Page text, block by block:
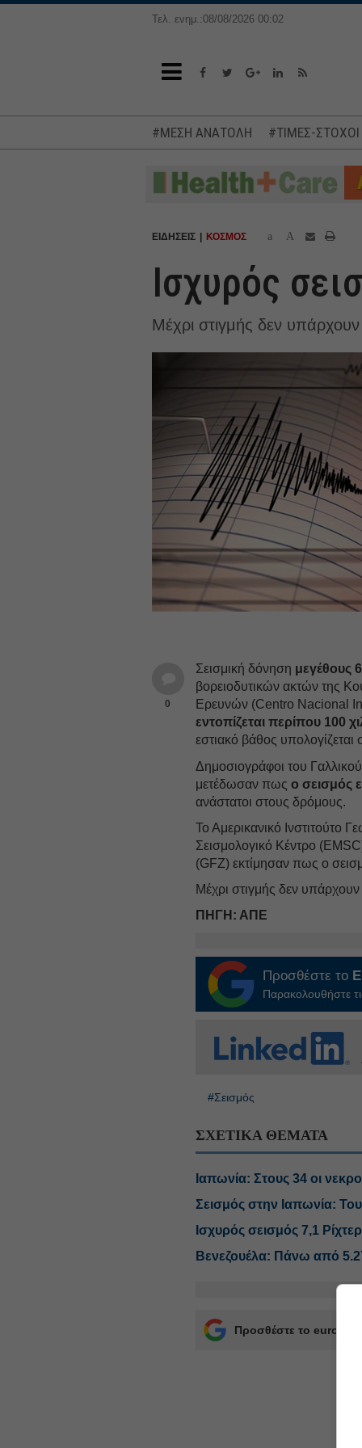
Τελ. ενημ.:08/08/2026 00:02
#ΜΕΣΗ ΑΝΑΤΟΛΗ #ΤΙΜΕΣ-
ΕΙΔΗΣΕΙΣ ΚΟΣΜΟΣ a A
Ισχυρός
Μέχρι στιγμής δεν υπάρχουν
0
Σεισμική δόνηση μεγέθους
βορειοδυτικών ακτών της
Ερευνών (Centro Nacional
εντοπίζεται περίπου 100
εστιακό βάθος υπολογίζεται
Δημοσιογράφοι του
μετέδωσαν πως ο σεισμός
ανάστατοι στους δρόμους.
Το Αμερικανικό
Σεισμολογικό Κέντρο
(GFZ) εκτίμησαν πως ο
Μέχρι στιγμής δεν υπάρχουν
ΠΗΓΗ: ΑΠΕ
Προσθέστε το
Παρακολουθήστε
#Σεισμός
ΣΧΕΤΙΚΑ ΘΕΜΑΤΑ
Ιαπωνία: Στους 34 οι
Σεισμός στην Ιαπωνία:
Ισχυρός σεισμός 7,1
Βενεζουέλα: Πάνω από
Προσθέστε το